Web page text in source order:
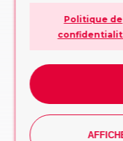
conseillerons
Politique de